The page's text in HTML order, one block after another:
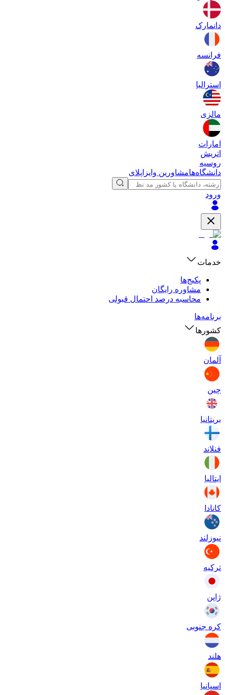
دانمارک
فرانسه
استرالیا
مالزی
امارات
اتریش
روسیه
دانشگاه‌هامشاورین وایزاپلای
ورود
خدمات
پکیج‌ها
مشاوره رایگان
محاسبه درصد احتمال قبولی
برنامه‌ها
کشورها
آلمان
چین
بریتانیا
فنلاند
ایتالیا
کانادا
نیوزلند
ترکیه
ژاپن
کره جنوبی
هلند
اسپانیا